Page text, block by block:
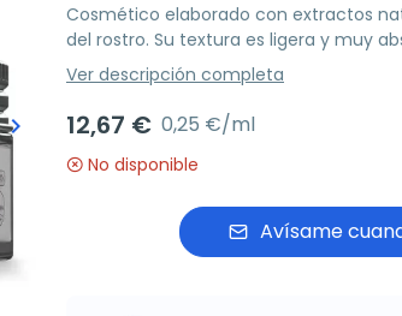
Siguiente
keyboard_arrow_right
Cosmético elaborado con extractos
del rostro. Su textura es ligera y muy
Ver descripción completa
12,67 € 0,25 €/ml
No disponible
Avísame